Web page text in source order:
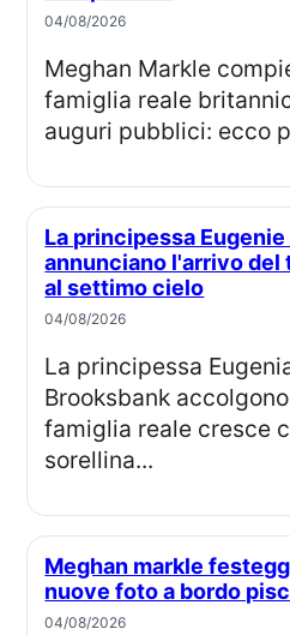
04/08/2026
Meghan Markle compie 45 anni, ma dalla
famiglia reale
auguri pubblici: ecco
La principessa Eugenie e Jack Brooksbank
annunciano l'arrivo del
al settimo cielo
04/08/2026
La principessa Eugenia e Jack
Brooksbank
famiglia reale cresce
sorellina...
Meghan markle festeggia 45 anni con
nuove foto a bordo
04/08/2026